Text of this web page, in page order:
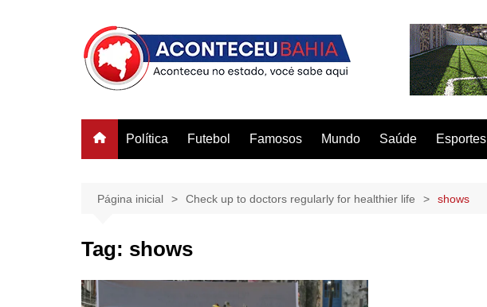
Política Futebol Famosos Mundo Saúde Esportes
Página inicial Check up to doctors regularly for healthier life shows
Tag: shows